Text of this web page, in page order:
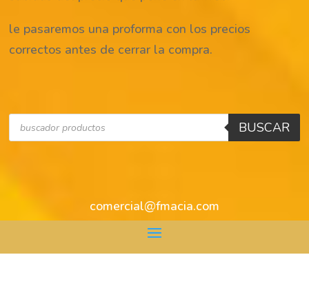
le pasaremos una proforma con los precios
correctos antes de cerrar la compra.
Búsqueda
de
productos
BUSCAR
comercial@fmacia.com